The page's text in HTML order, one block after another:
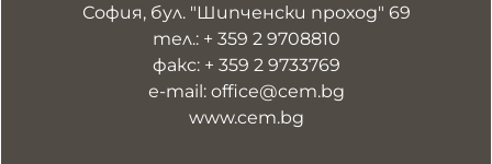
София, бул. "Шипченски проход" 69
тел.: + 359 2 9708810
факс: + 359 2 9733769
е-mail: office@cem.bg
www.cem.bg